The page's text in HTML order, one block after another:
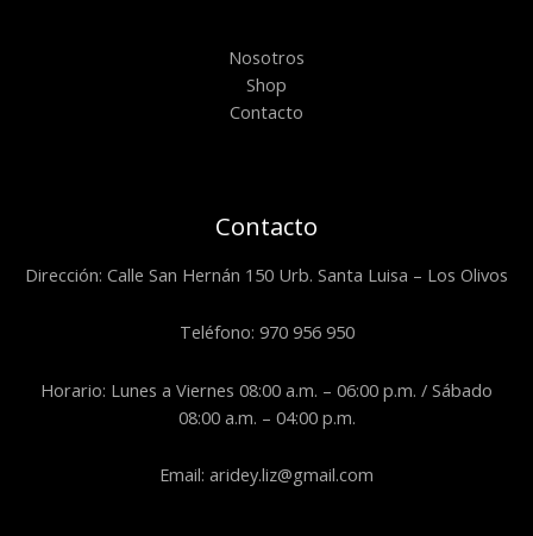
Nosotros
Shop
Contacto
Contacto
Dirección: Calle San Hernán 150 Urb. Santa Luisa – Los Olivos
Teléfono: 970 956 950
Horario: Lunes a Viernes 08:00 a.m. – 06:00 p.m. / Sábado
08:00 a.m. – 04:00 p.m.
Email: aridey.liz@gmail.com